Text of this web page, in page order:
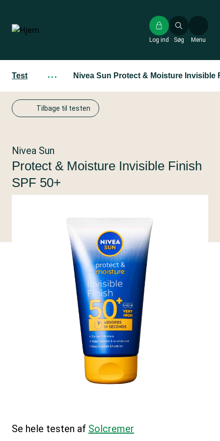
hovedindhold
Søg
Log ind Menu
Test ··· Nivea Sun Protect & Moisture Invisible
Tilbage til testen
Nivea Sun
Protect & Moisture Invisible Finish
SPF 50+
Se hele testen af Solcremer